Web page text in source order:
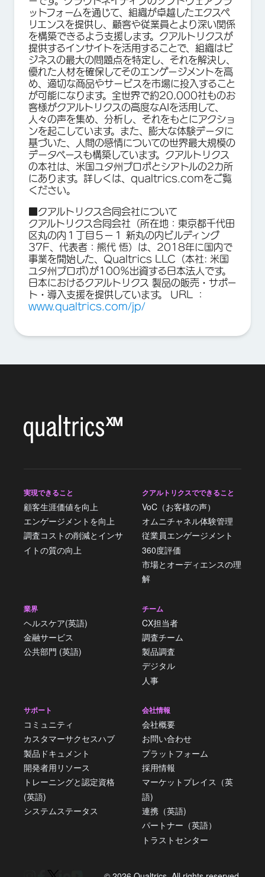
ットフォームを通じて、組織が卓越したエクスペ
リエンスを提供し、顧客や従業員とより深い関係
を構築できるよう支援します。クアルトリクスが
提供するインサイトを活用することで、組織はビ
ジネスの最大の問題点を特定し、それを解決し、
優れた人材を確保してそのエンゲージメントを高
め、適切な商品やサービスを市場に投入すること
が可能になります。全世界で約20,000社ものお
客様がクアルトリクスの高度なAIを活用して、
人々の声を集め、分析し、それをもとにアクショ
ンを起こしています。また、膨大な体験データに
基づいた、人間の感情についての世界最大規模の
データベースも構築しています。クアルトリクス
の本社は、米国ユタ州プロボとシアトルの2カ所
にあります。詳しくは、qualtrics.comをご覧
ください。
■クアルトリクス合同会社について
クアルトリクス合同会社（所在地：東京都千代田
区丸の内１丁目５ー１ 新丸の内ビルディング
37F、代表者：熊代 悟）は、2018年に国内で
事業を開始した、Qualtrics LLC（本社: 米国
ユタ州プロボ)が100％出資する日本法人です。
日本におけるクアルトリクス 製品の販売・サポー
ト・導入支援を提供しています。 URL ：
www.qualtrics.com/jp/
実現できること
顧客生涯価値を向上
エンゲージメントを向上
調査コストの削減とインサ
イトの質の向上
クアルトリクスでできること
VoC（お客様の声）
オムニチャネル体験管理
従業員エンゲージメント
360度評価
市場とオーディエンスの理
解
業界
ヘルスケア(英語)
金融サービス
公共部門 (英語)
チーム
CX担当者
調査チーム
製品調査
デジタル
人事
サポート
コミュニティ
カスタマーサクセスハブ
製品ドキュメント
開発者用リソース
トレーニングと認定資格
(英語)
システムステータス
会社情報
会社概要
お問い合わせ
プラットフォーム
採用情報
マーケットプレイス（英
語)
連携（英語)
パートナー（英語）
トラストセンター